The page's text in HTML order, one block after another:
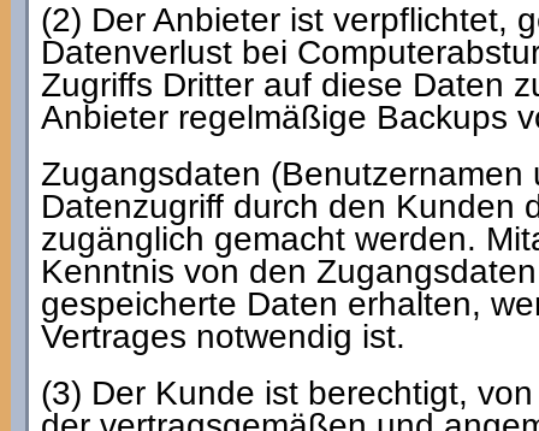
(2) Der Anbieter ist verpflichtet,
Datenverlust bei
Zugriffs Dritter auf diese Daten
Anbieter regelmäßige Backups
Zugangsdaten
Datenzugriff durch den Kunden
zugänglich gemacht werden.
Kenntnis von den
gespeicherte Daten erhalten,
Vertrages notwendig ist.
(3) Der Kunde ist berechtigt,